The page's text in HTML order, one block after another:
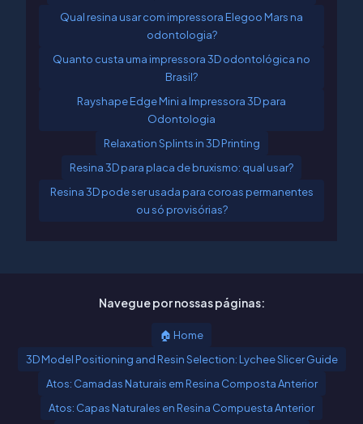
Qual resina usar com impressora Elegoo Mars na
odontologia?
Quanto custa uma impressora 3D odontológica no
Brasil?
Rayshape Edge Mini a Impressora 3D para
Odontologia
Relaxation Splints in 3D Printing
Resina 3D para placa de bruxismo: qual usar?
Resina 3D pode ser usada para coroas permanentes
ou só provisórias?
Navegue por nossas páginas:
🏠 Home
3D Model Positioning and Resin Selection: Lychee Slicer Guide
Atos: Camadas Naturais em Resina Composta Anterior
Atos: Capas Naturales en Resina Compuesta Anterior